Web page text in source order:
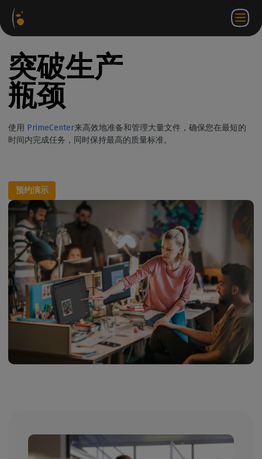
ZH
突破生产
瓶颈
使用 PrimeCenter来高效地准备和管理大量文件，确保您在最短的
时间内完成任务，同时保持最高的质量标准。
预约演示